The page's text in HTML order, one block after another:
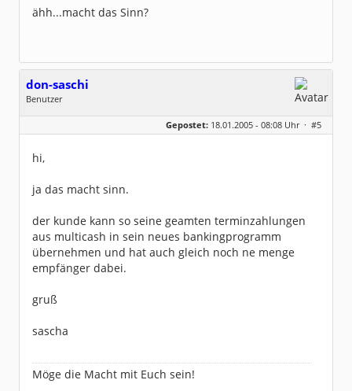
ähh...macht das Sinn?
don-saschi
Benutzer
Geschlecht:
keine Angabe
Beiträge:
104
Gepostet: 18.01.2005 - 08:08 Uhr · #5
hi,
ja das macht sinn.
der kunde kann so seine geamten terminzahlungen
aus multicash in sein neues bankingprogramm
übernehmen und hat auch gleich noch ne menge
empfänger dabei.
gruß
sascha
Möge die Macht mit Euch sein!